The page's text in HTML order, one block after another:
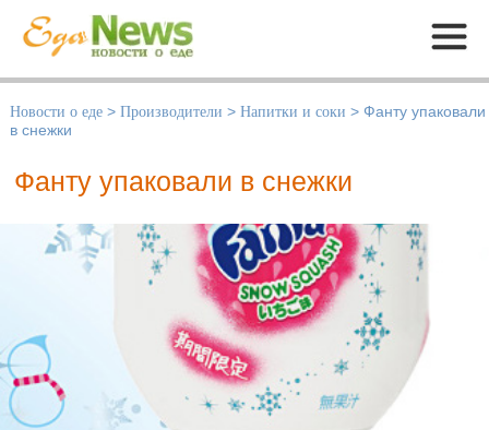
Меню
Новости о еде > Производители > Напитки и соки > Фанту упаковали
в снежки
Фанту упаковали в снежки